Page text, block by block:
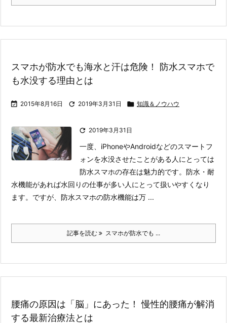
スマホが防水でも海水と汗は危険！ 防水スマホで
も水没する理由とは
 2015年8月16日  2019年3月31日  知識＆ノウハウ
 2019年3月31日
一度、iPhoneやAndroidなどのスマートフ
ォンを水没させたことがある人にとっては
防水スマホの存在は魅力的です。防水・耐
水機能があれば水回りの仕事が多い人にとって扱いやすくなり
ます。ですが、防水スマホの防水機能は万 ...
記事を読む スマホが防水でも ...
腰痛の原因は「脳」にあった！ 慢性的腰痛が解消
する最新治療法とは